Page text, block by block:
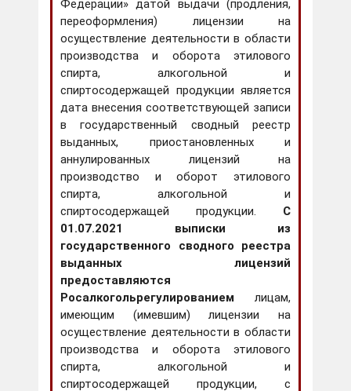
Федерации» датой выдачи (продления,
переоформления) лицензии на
осуществление деятельности в области
производства и оборота этилового
спирта, алкогольной и
спиртосодержащей продукции является
дата внесения соответствующей записи
в государственный сводный реестр
выданных, приостановленных и
аннулированных лицензий на
производство и оборот этилового
спирта, алкогольной и
спиртосодержащей продукции. С
01.07.2021 выписки из
государственного сводного реестра
выданных лицензий
предоставляются
Росалкогольрегулированием лицам,
имеющим (имевшим) лицензии на
осуществление деятельности в области
производства и оборота этилового
спирта, алкогольной и
спиртосодержащей продукции, с